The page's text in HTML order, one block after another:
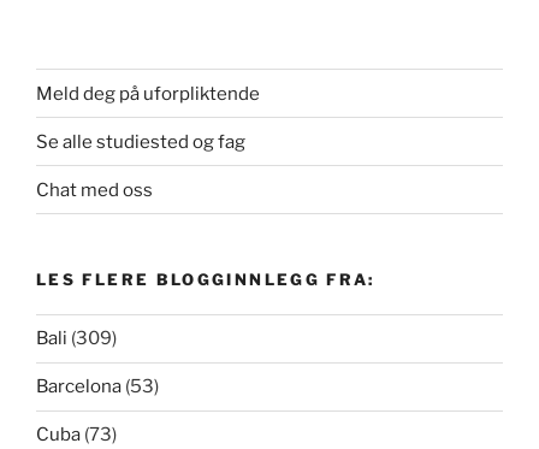
Meld deg på uforpliktende
Se alle studiested og fag
Chat med oss
LES FLERE BLOGGINNLEGG FRA:
Bali (309)
Barcelona (53)
Cuba (73)